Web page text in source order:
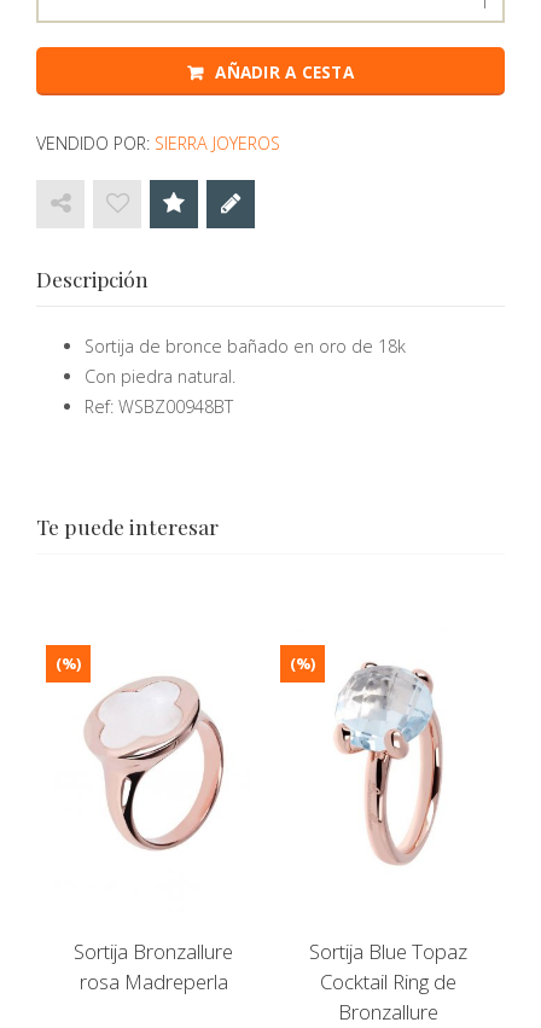
AÑADIR A CESTA
VENDIDO POR: SIERRA JOYEROS
Descripción
Sortija de bronce bañado en oro de 18k
Con piedra natural.
Ref: WSBZ00948BT
Te puede interesar
Sortija Bronzallure
rosa Madreperla
(%)
Sortija Blue Topaz
Cocktail Ring de
Bronzallure
(%)